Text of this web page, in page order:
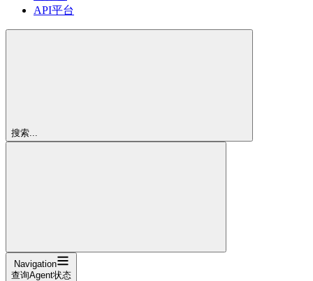
API平台
搜索...
Navigation
查询Agent状态